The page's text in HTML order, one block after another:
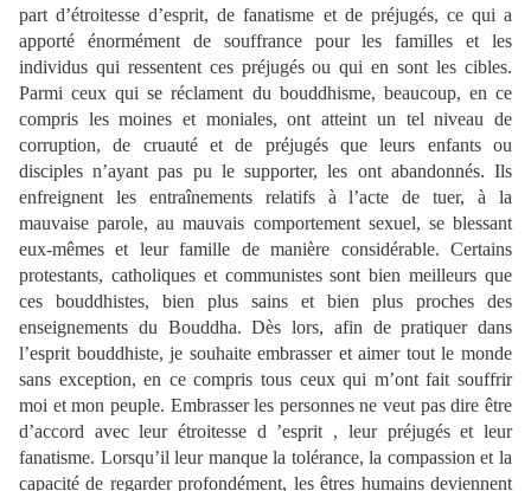
part d’étroitesse d’esprit, de fanatisme et de préjugés, ce qui a
apporté énormément de souffrance pour les familles et les
individus qui ressentent ces préjugés ou qui en sont les cibles.
Parmi ceux qui se réclament du bouddhisme, beaucoup, en ce
compris les moines et moniales, ont atteint un tel niveau de
corruption, de cruauté et de préjugés que leurs enfants ou
disciples n’ayant pas pu le supporter, les ont abandonnés. Ils
enfreignent les entraînements relatifs à l’acte de tuer, à la
mauvaise parole, au mauvais comportement sexuel, se blessant
eux-mêmes et leur famille de manière considérable. Certains
protestants, catholiques et communistes sont bien meilleurs que
ces bouddhistes, bien plus sains et bien plus proches des
enseignements du Bouddha. Dès lors, afin de pratiquer dans
l’esprit bouddhiste, je souhaite embrasser et aimer tout le monde
sans exception, en ce compris tous ceux qui m’ont fait souffrir
moi et mon peuple. Embrasser les personnes ne veut pas dire être
d’accord avec leur étroitesse d ’esprit , leur préjugés et leur
fanatisme. Lorsqu’il leur manque la tolérance, la compassion et la
capacité de regarder profondément, les êtres humains deviennent